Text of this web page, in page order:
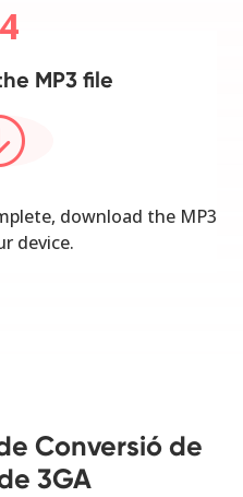
MP3 file
download the MP3
device.
Conversió de
3GA